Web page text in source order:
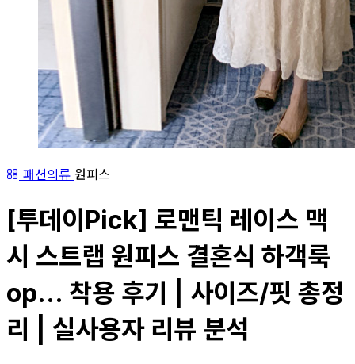
패션의류 원피스
[투데이Pick] 로맨틱 레이스 맥
시 스트랩 원피스 결혼식 하객룩
op... 착용 후기 | 사이즈/핏 총정
리 | 실사용자 리뷰 분석